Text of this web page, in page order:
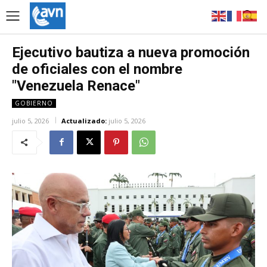
Ejecutivo bautiza a nueva promoción
de oficiales con el nombre
"Venezuela Renace"
GOBIERNO
julio 5, 2026 Actualizado: julio 5, 2026